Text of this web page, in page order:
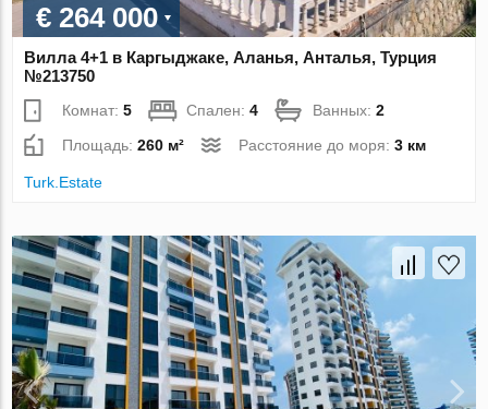
€ 264 000
Вилла 4+1 в Каргыджаке, Аланья, Анталья, Турция
№213750
Комнат:5 Спален:4 Ванных:2
Площадь:260 м² Расстояние до моря:3 км
Turk.Estate